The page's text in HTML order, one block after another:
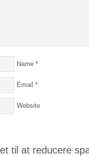
Name *
Email *
Website
til at reducere